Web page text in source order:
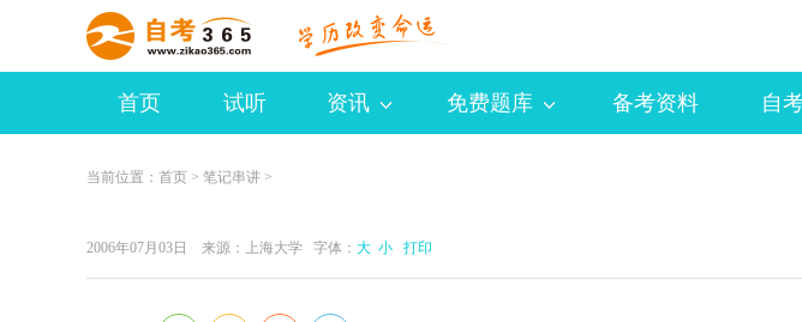
首页 试听 资讯 免费题库 备考资料 自
当前位置： 首页 > 笔记串讲 >
2006年07月03日 来源： 上海大学 字体： 大 小 打印